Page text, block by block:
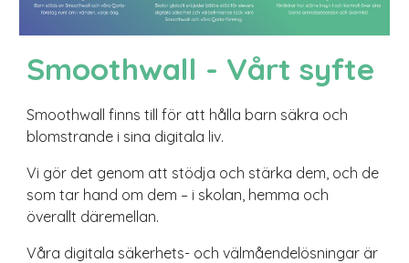
Smoothwall - Vårt syfte
Smoothwall finns till för att hålla barn säkra och
blomstrande i sina digitala liv.
Vi gör det genom att stödja och stärka dem, och de
som tar hand om dem – i skolan, hemma och
överallt däremellan.
Våra digitala säkerhets- och välmåendelösningar är